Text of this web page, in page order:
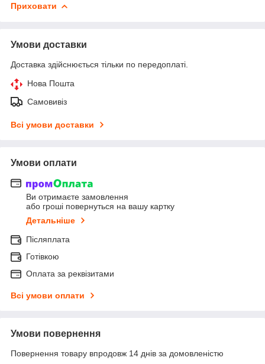
Приховати
Умови доставки
Доставка здійснюється тільки по передоплаті.
Нова Пошта
Самовивіз
Всі умови доставки
Умови оплати
Ви отримаєте замовлення
або гроші повернуться на вашу картку
Детальніше
Післяплата
Готівкою
Оплата за реквізитами
Всі умови оплати
Умови повернення
Повернення товару впродовж 14 днів за домовленістю